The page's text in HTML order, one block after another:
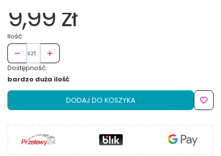
9,99 zł
Ilość
szt.
Dostępność:
bardzo duża ilość
DODAJ DO KOSZYKA